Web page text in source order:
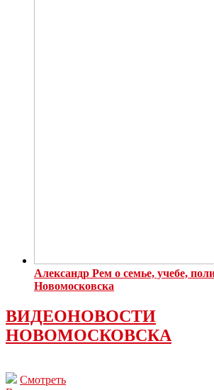
Александр Рем о семье, учебе,
Новомосковска
ВИДЕОНОВОСТИ
НОВОМОСКОВСКА
Смотреть